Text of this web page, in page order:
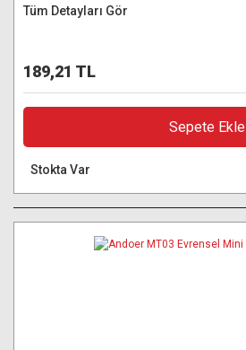
Tüm Detayları Gör
189,21 TL
Sepete Ekle
Stokta Var